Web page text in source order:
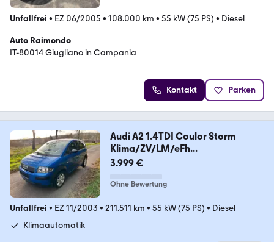
Unfallfrei • EZ 06/2005 • 108.000 km • 55 kW (75 PS) • Diesel
Auto Raimondo
IT-80014 Giugliano in Campania
Kontakt Parken
Audi A2 1.4TDI Coulor Storm
Klima/ZV/LM/eFh...
3.999 €
Ohne Bewertung
Unfallfrei • EZ 11/2003 • 211.511 km • 55 kW (75 PS) • Diesel
Klimaautomatik